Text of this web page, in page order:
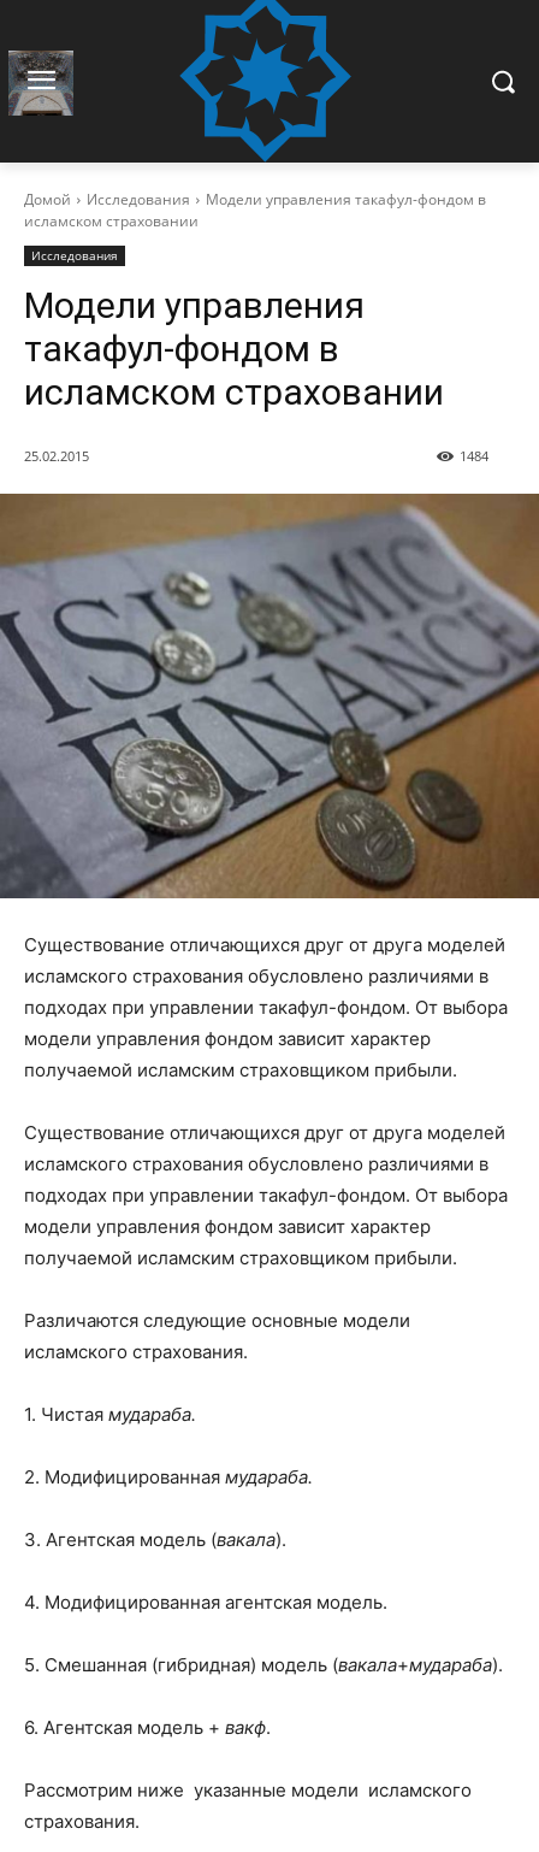
Домой Исследования
Модели управления такафул-фондом в
исламском страховании
Исследования
Модели управления
такафул-фондом в
исламском страховании
25.02.2015 1484
Существование отличающихся друг от друга моделей
исламского страхования обусловлено различиями в
подходах при управлении такафул-фондом. От выбора
модели управления фондом зависит характер
получаемой исламским страховщиком прибыли.
Существование отличающихся друг от друга моделей
исламского страхования обусловлено различиями в
подходах при управлении такафул-фондом. От выбора
модели управления фондом зависит характер
получаемой исламским страховщиком прибыли.
Различаются следующие основные модели
исламского страхования.
1. Чистая мудараба.
2. Модифицированная мудараба.
3. Агентская модель (вакала).
4. Модифицированная агентская модель.
5. Смешанная (гибридная) модель (вакала+мудараба).
6. Агентская модель + вакф.
Рассмотрим ниже указанные модели исламского
страхования.